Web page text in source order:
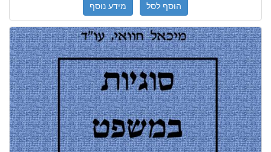
הוסף לסל מידע נוסף